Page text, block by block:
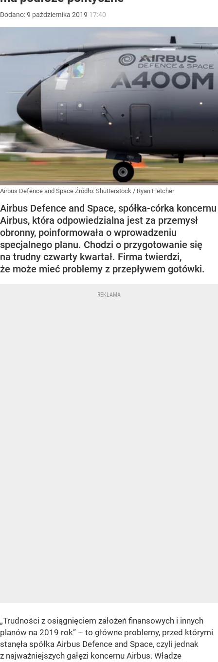
Dodano:9 października 2019 17:40
Airbus Defence and Space Źródło: Shutterstock / Ryan Fletcher
Airbus Defence and Space, spółka-córka koncernu
Airbus, która odpowiedzialna jest za przemysł
obronny, poinformowała o wprowadzeniu
specjalnego planu. Chodzi o przygotowanie się
na trudny czwarty kwartał. Firma twierdzi,
że może mieć problemy z przepływem gotówki.
„Trudności z osiągnięciem założeń finansowych i innych
planów na 2019 rok” – to główne problemy, przed którymi
stanęła spółka Airbus Defence and Space, czyli jednak
z najważniejszych gałęzi koncernu Airbus. Władze